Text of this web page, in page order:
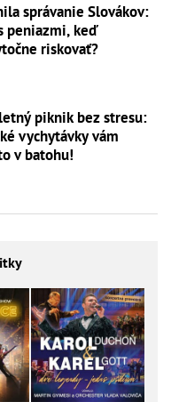
správanie Slovákov:
peniazmi, keď
riskovať?
piknik bez stresu:
vychytávky vám
v batohu!